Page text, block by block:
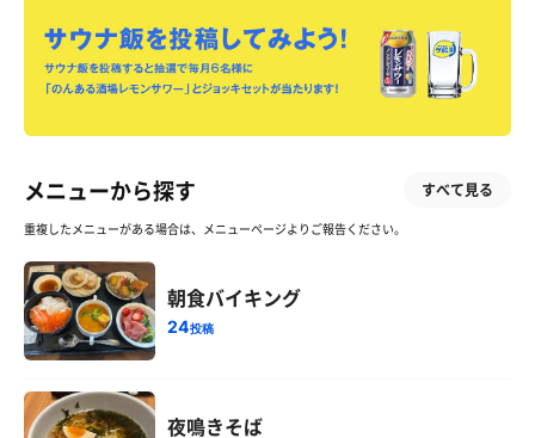
メニューから探す すべて見る
重複したメニューがある場合は、メニューページよりご報告ください。
朝食バイキング
24投稿
夜鳴きそば